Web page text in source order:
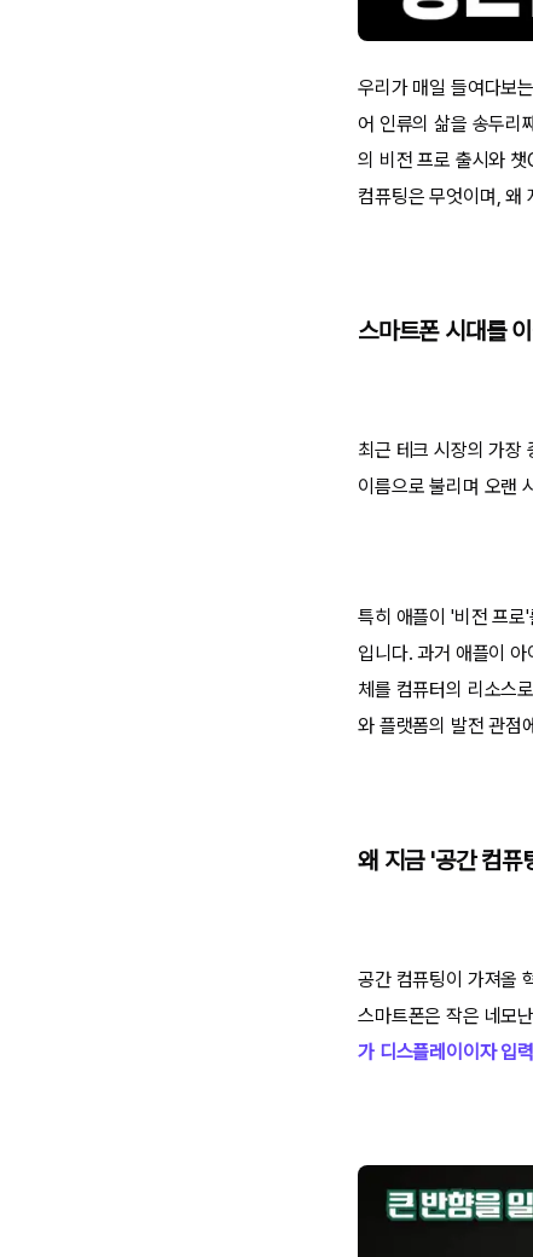
우리가 매일 들여다보
어 인류의 삶을 송두리
의 비전 프로 출시와
컴퓨팅은 무엇이며, 왜
스마트폰 시대를
최근 테크 시장의 가장
이름으로 불리며 오랜
특히 애플이 '비전 프로
입니다. 과거 애플이
체를 컴퓨터의 리소스
와 플랫폼의 발전 관점
왜 지금 '공간 컴퓨
공간 컴퓨팅이 가져올
스마트폰은 작은 네모
가 디스플레이이자 입